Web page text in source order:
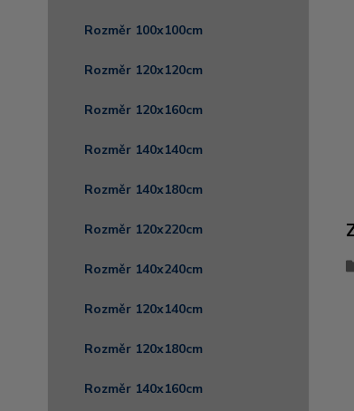
Rozměr 100x100cm
Rozměr 120x120cm
Rozměr 120x160cm
Rozměr 140x140cm
Rozměr 140x180cm
Rozměr 120x220cm
Rozměr 140x240cm
Rozměr 120x140cm
Rozměr 120x180cm
Rozměr 140x160cm